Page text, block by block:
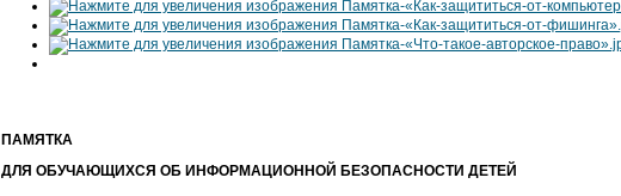
ПАМЯТКА
ДЛЯ ОБУЧАЮЩИХСЯ ОБ ИНФОРМАЦИОННОЙ БЕЗОПАСНОСТИ ДЕТЕЙ